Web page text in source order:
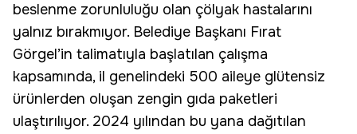
beslenme zorunluluğu olan çölyak hastalarını
yalnız bırakmıyor. Belediye Başkanı Fırat
Görgel’in talimatıyla başlatılan çalışma
kapsamında, il genelindeki 500 aileye glütensiz
ürünlerden oluşan zengin gıda paketleri
ulaştırılıyor. 2024 yılından bu yana dağıtılan